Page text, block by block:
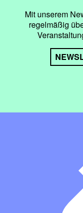
Mit unserem
regelmäßig